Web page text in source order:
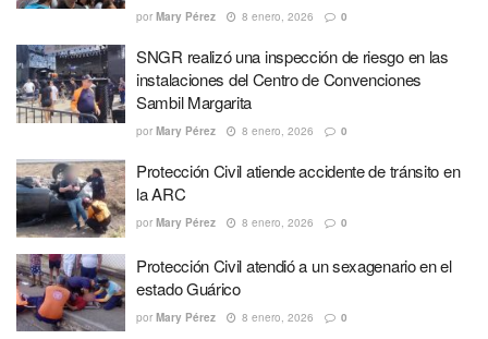
por Mary Pérez 8 enero, 2026 0
SNGR realizó una inspección de riesgo en las
instalaciones del Centro de Convenciones
Sambil Margarita
por Mary Pérez 8 enero, 2026 0
Protección Civil atiende accidente de tránsito en
la ARC
por Mary Pérez 8 enero, 2026 0
Protección Civil atendió a un sexagenario en el
estado Guárico
por Mary Pérez 8 enero, 2026 0